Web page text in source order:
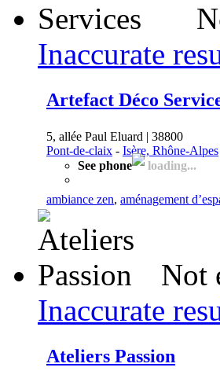
Inaccurate
Artefact Déco
5, allée Paul Eluard | 38800
Pont-de-claix - Isère, Rhône-Alpes
See phone
loading...
ambiance zen, aménagement
Not
Inaccurate
Ateliers Passion